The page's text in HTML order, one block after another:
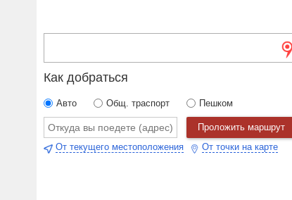
Как добраться
Авто Общ. траспорт Пешком
Проложить маршрут
От текущего местоположения
От точки на карте